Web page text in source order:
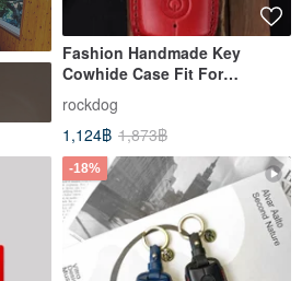
Fashion Handmade Key
Cowhide Case Fit For
YAMAHA X-MAX T-MAX XMAX
Red
rockdog
1,124฿ 1,873฿
-18%